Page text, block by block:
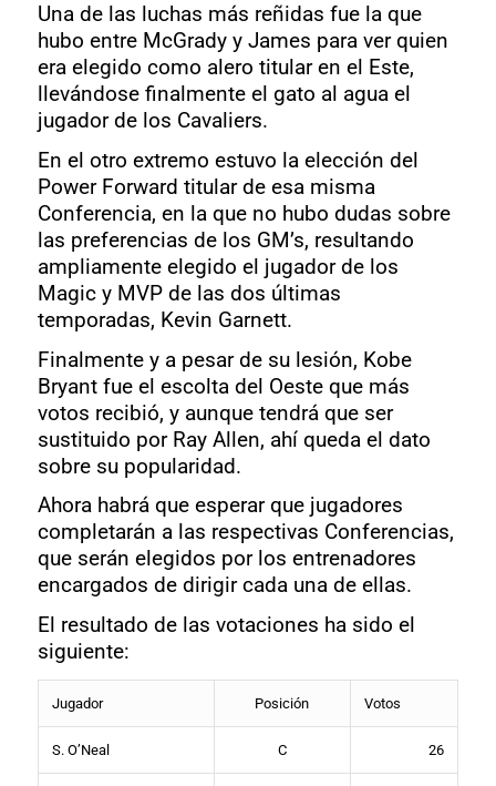
Una de las luchas más reñidas fue la que
hubo entre McGrady y James para ver quien
era elegido como alero titular en el Este,
llevándose finalmente el gato al agua el
jugador de los Cavaliers.
En el otro extremo estuvo la elección del
Power Forward titular de esa misma
Conferencia, en la que no hubo dudas sobre
las preferencias de los GM’s, resultando
ampliamente elegido el jugador de los
Magic y MVP de las dos últimas
temporadas, Kevin Garnett.
Finalmente y a pesar de su lesión, Kobe
Bryant fue el escolta del Oeste que más
votos recibió, y aunque tendrá que ser
sustituido por Ray Allen, ahí queda el dato
sobre su popularidad.
Ahora habrá que esperar que jugadores
completarán a las respectivas Conferencias,
que serán elegidos por los entrenadores
encargados de dirigir cada una de ellas.
El resultado de las votaciones ha sido el
siguiente:
Jugador Posición Votos
S. O’Neal C 26